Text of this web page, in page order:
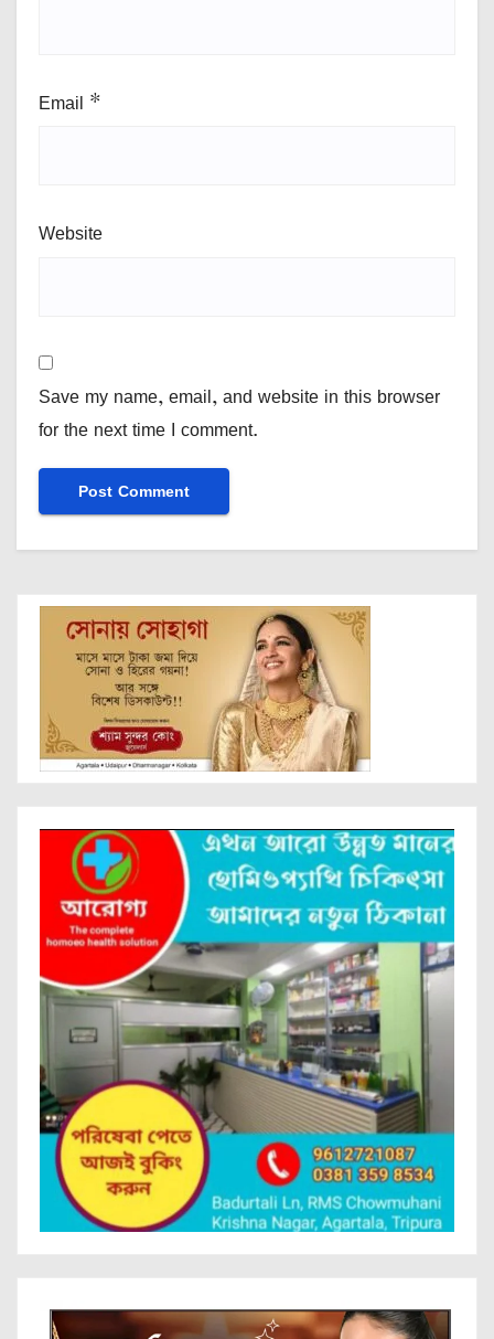
Email *
Website
Save my name, email, and website in this browser
for the next time I comment.